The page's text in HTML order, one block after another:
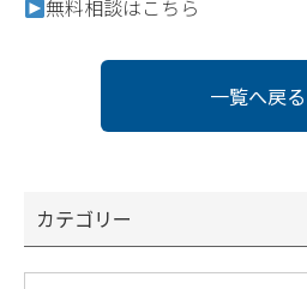
無料相談はこちら
一覧へ戻る
カテゴリー